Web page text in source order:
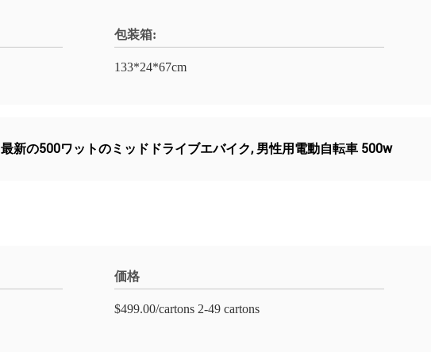
包装箱:
133*24*67cm
最新の500ワットのミッドドライブエバイク, 男性用電動自転車 500w
価格
$499.00/cartons 2-49 cartons